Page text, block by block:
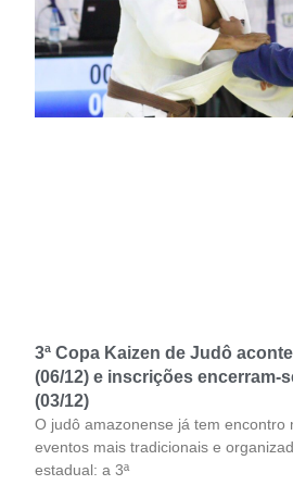
3ª Copa Kaizen de Judô
(06/12) e inscrições encerram-
(03/12)
O judô amazonense já tem encontro
eventos mais tradicionais e
estadual: a 3ª